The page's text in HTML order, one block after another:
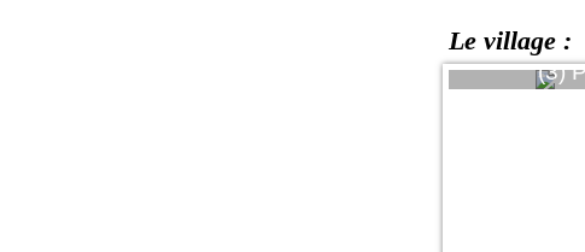
Le village :
(3) Place